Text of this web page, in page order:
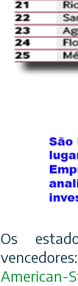
Os
vencedores:
American-